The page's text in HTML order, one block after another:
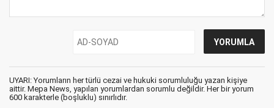
UYARI: Yorumların her türlü cezai ve hukuki sorumluluğu yazan kişiye
aittir. Mepa News, yapılan yorumlardan sorumlu değildir. Her bir yorum
600 karakterle (boşluklu) sınırlıdır.